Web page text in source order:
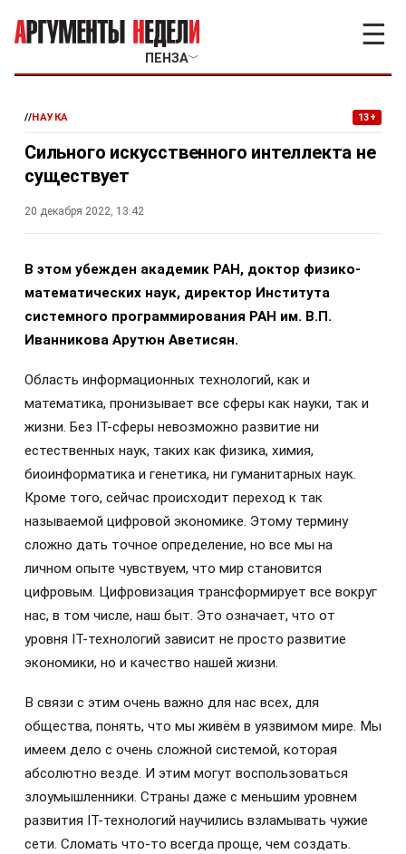
ПЕНЗА﹀
☰
//НАУКА 13+
Сильного искусственного интеллекта не
существует
20 декабря 2022, 13:42
В этом убежден академик РАН, доктор физико-
математических наук, директор Института
системного программирования РАН им. В.П.
Иванникова Арутюн Аветисян.
Область информационных технологий, как и
математика, пронизывает все сферы как науки, так и
жизни. Без IT-сферы невозможно развитие ни
естественных наук, таких как физика, химия,
биоинформатика и генетика, ни гуманитарных наук.
Кроме того, сейчас происходит переход к так
называемой цифровой экономике. Этому термину
сложно дать точное определение, но все мы на
личном опыте чувствуем, что мир становится
цифровым. Цифровизация трансформирует все вокруг
нас, в том числе, наш быт. Это означает, что от
уровня IT-технологий зависит не просто развитие
экономики, но и качество нашей жизни.
В связи с этим очень важно для нас всех, для
общества, понять, что мы живём в уязвимом мире. Мы
имеем дело с очень сложной системой, которая
абсолютно везде. И этим могут воспользоваться
злоумышленники. Страны даже с меньшим уровнем
развития IT-технологий научились взламывать чужие
сети. Сломать что-то всегда проще, чем создать.